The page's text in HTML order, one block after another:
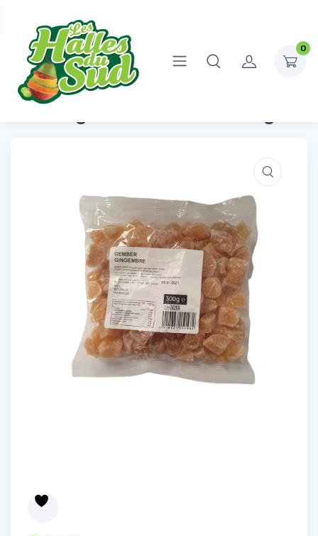
0
Accueil Fruits Secs